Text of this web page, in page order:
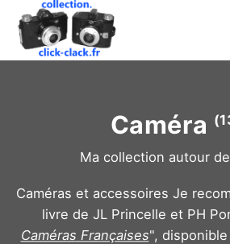
Caméra
Ma collection autour
Caméras et accessoires Je
livre de JL Princelle et PH
Caméras Françaises",